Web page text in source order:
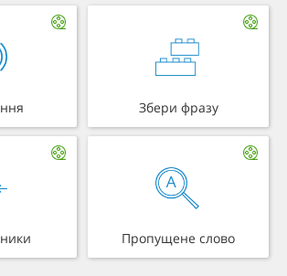
Збери фразу
Пропущене слово